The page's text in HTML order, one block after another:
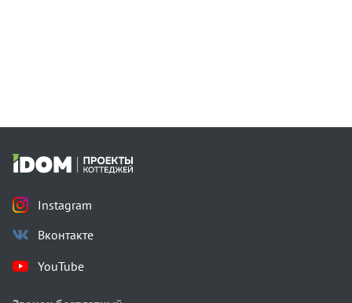
Instagram
Вконтакте
YouTube